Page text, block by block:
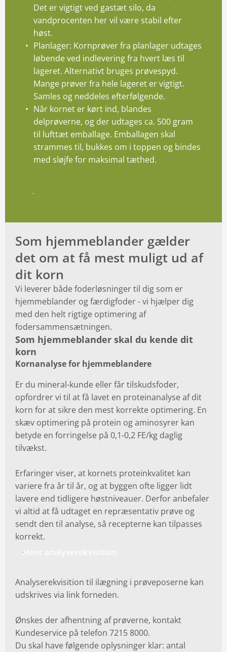
Det er vigtigt ved gastæt silo, da
vandprocenten her vil være stabil efter
høst.
Planlager: Kornprøver fra planlager udtages
løbende ved indlevering fra hvert læs til
lageret. Alternativt bruges prøvespyd.
Mange prøver fra hele lageret er vigtigt.
Samles og neddeles efterfølgende.
Når kornet er kørt ind, blandes
delprøverne, og der udtages ca. 500 gram
til lufttæt emballage. Emballagen skal
strammes til, bukkes om i toppen og bindes
med sløjfe for maksimal tæthed.
Læs om kornopbevaring
Som hjemmeblander gælder
det om at få mest muligt ud af
dit korn
Vi leverer både foderløsninger til dig som er
hjemmeblander og færdigfoder - vi hjælper dig
med den helt rigtige optimering af
fodersammensætningen.
Som hjemmeblander skal du kende dit
korn
Kornanalyse for hjemmeblandere
Er du mineral-kunde eller får tilskudsfoder,
opfordrer vi til at få lavet en proteinanalyse af dit
korn for at sikre den mest korrekte optimering. En
skæv optimering på protein og aminosyrer kan
betyde en forringelse på 0,1-0,2 FE/kg daglig
tilvækst.
Erfaringer viser, at kornets proteinkvalitet kan
variere fra år til år, og at byggen ofte ligger lidt
lavere end tidligere høstniveauer. Derfor anbefaler
vi altid at få udtaget en repræsentativ prøve og
sendt den til analyse, så recepterne kan tilpasses
korrekt.
Hent analyserekvisition
Analyserekvisition til ilægning i prøveposerne kan
udskrives via link forneden.
Ønskes der afhentning af prøverne, kontakt
Kundeservice på telefon 7215 8000.
Du skal have følgende oplysninger klar: antal